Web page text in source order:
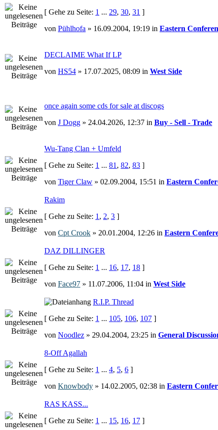
[ Gehe zu Seite: 1 ... 29, 30, 31 ]
von Pühlhofa » 16.09.2004, 19:19 in Eastern
DECLAIME What If LP
von HS54 » 17.07.2025, 08:09 in West Side
once again some cds for sale at discogs
von J Dogg » 24.04.2026, 12:37 in Buy - Sell - Trade
Wu-Tang Clan + Umfeld
[ Gehe zu Seite: 1 ... 81 , 82, 83 ]
von Tiger Claw » 02.09.2004, 15:51 in Eastern
Rakim
[ Gehe zu Seite: 1 , 2, 3 ]
von Cpt Crook » 20.01.2004, 12:26 in Eastern
DAZ DILLINGER
[ Gehe zu Seite: 1 ... 16, 17, 18 ]
von Face97 » 11.07.2006, 11:04 in West Side
R.I.P. Thread
[ Gehe zu Seite: 1 ... 105, 106, 107 ]
von Noodlez » 29.04.2004, 23:25 in General
8-Off Agallah
[ Gehe zu Seite: 1 ... 4, 5, 6 ]
von Knowbody » 14.02.2005, 02:38 in Eastern
RAS KASS...
[ Gehe zu Seite: 1 ... 15, 16, 17 ]